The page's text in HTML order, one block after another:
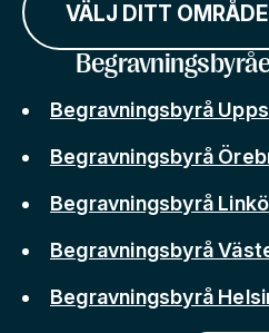
VÄLJ DITT OMRÅDE
Begravningsbyrå
Begravningsbyrå
Begravningsbyrå
Begravningsbyrå
Begravningsbyrå